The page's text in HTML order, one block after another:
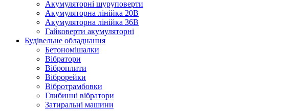
Акумуляторні шуруповерти
Акумуляторна лінійка 20В
Акумуляторна лінійка 36В
Гайковерти акумуляторні
Будівельне обладнання
Бетономішалки
Вібратори
Віброплити
Віброрейки
Вібротрамбовки
Глибинні вібратори
Затиральні машини